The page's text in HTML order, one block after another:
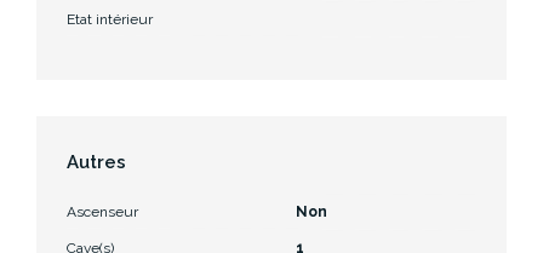
Etat intérieur
Autres
Ascenseur Non
Cave(s) 1